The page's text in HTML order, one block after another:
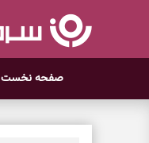
صفحه نخست